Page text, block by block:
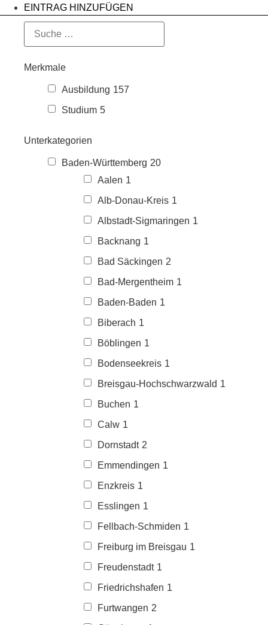
EINTRAG HINZUFÜGEN
Merkmale
Ausbildung 157
Studium 5
Unterkategorien
Baden-Württemberg 20
Aalen 1
Alb-Donau-Kreis 1
Albstadt-Sigmaringen 1
Backnang 1
Bad Säckingen 2
Bad-Mergentheim 1
Baden-Baden 1
Biberach 1
Böblingen 1
Bodenseekreis 1
Breisgau-Hochschwarzwald 1
Buchen 1
Calw 1
Dornstadt 2
Emmendingen 1
Enzkreis 1
Esslingen 1
Fellbach-Schmiden 1
Freiburg im Breisgau 1
Freudenstadt 1
Friedrichshafen 1
Furtwangen 2